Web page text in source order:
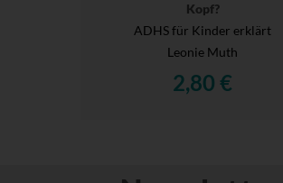
Kopf?
ADHS für Kinder erklärt
Leonie Muth
2,80 €